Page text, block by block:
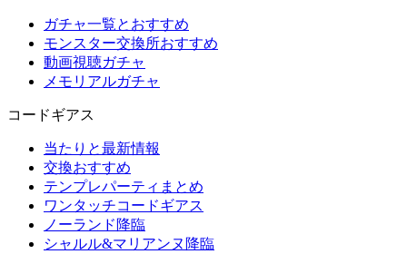
ガチャ一覧とおすすめ
モンスター交換所おすすめ
動画視聴ガチャ
メモリアルガチャ
コードギアス
当たりと最新情報
交換おすすめ
テンプレパーティまとめ
ワンタッチコードギアス
ノーランド降臨
シャルル&マリアンヌ降臨